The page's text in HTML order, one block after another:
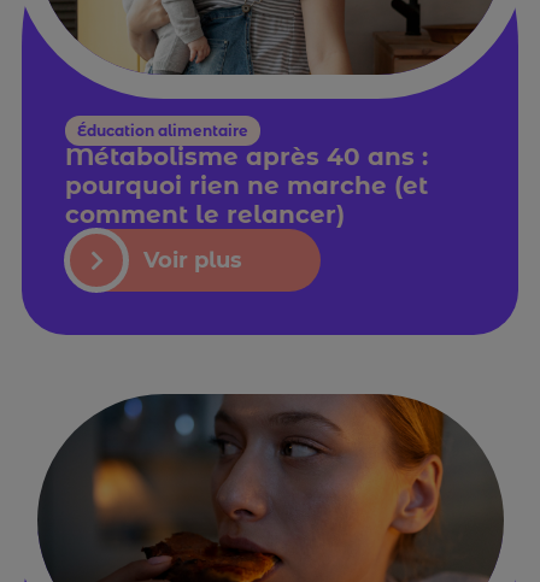
Éducation alimentaire
Métabolisme après 40 ans :
pourquoi rien ne marche (et
comment le relancer)
Voir plus